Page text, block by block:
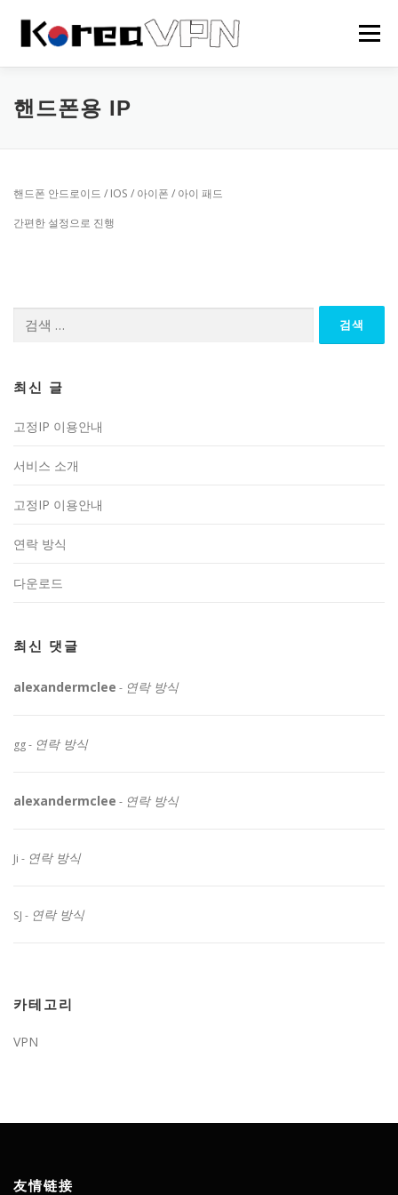
메뉴
HOME 한국 VPN
핸드폰용 IP
핸드폰 안드로이드 / IOS / 아이폰 / 아이 패드
간편한 설정으로 진행
최신 글
고정IP 이용안내
서비스 소개
고정IP 이용안내
연락 방식
다운로드
최신 댓글
alexandermclee - 연락 방식
gg- 연락 방식
alexandermclee - 연락 방식
Ji - 연락 방식
SJ - 연락 방식
카테고리
VPN
友情链接